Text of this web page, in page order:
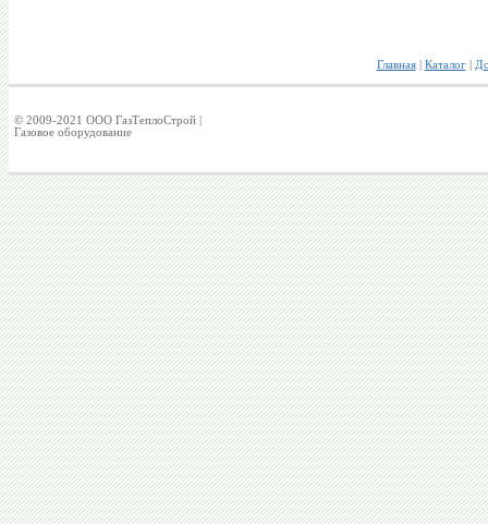
Главная| Каталог|
© 2009-2021 ООО ГазТеплоСтрой |
Газовое оборудование